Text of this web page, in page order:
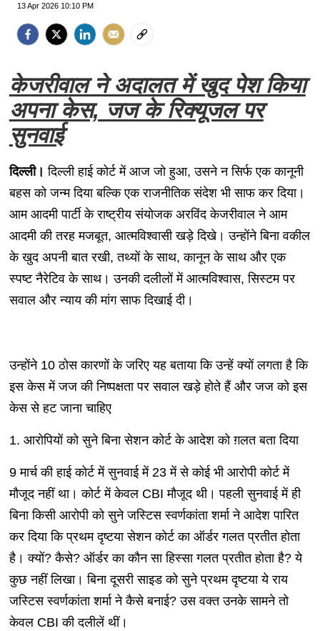
13 Apr 2026 10:10 PM
केजरीवाल ने अदालत में खुद पेश किया
अपना केस, जज के रिक्यूजल पर
सुनवाई
दिल्ली।दिल्ली हाई कोर्ट में आज जो हुआ, उसने न सिर्फ एक कानूनी
बहस को जन्म दिया बल्कि एक राजनीतिक संदेश भी साफ कर दिया।
आम आदमी पार्टी के राष्ट्रीय संयोजक अरविंद केजरीवाल ने आम
आदमी की तरह मजबूत, आत्मविश्वासी खड़े दिखे। उन्होंने बिना वकील
के खुद अपनी बात रखी, तथ्यों के साथ, कानून के साथ और एक
स्पष्ट नैरेटिव के साथ। उनकी दलीलों में आत्मविश्वास, सिस्टम पर
सवाल और न्याय की मांग साफ दिखाई दी।
उन्होंने 10 ठोस कारणों के जरिए यह बताया कि उन्हें क्यों लगता है कि
इस केस में जज की निष्पक्षता पर सवाल खड़े होते हैं और जज को इस
केस से हट जाना चाहिए
1. आरोपियों को सुने बिना सेशन कोर्ट के आदेश को ग़लत बता दिया
9 मार्च की हाई कोर्ट में सुनवाई में 23 में से कोई भी आरोपी कोर्ट में
मौजूद नहीं था। कोर्ट में केवल CBI मौजूद थी। पहली सुनवाई में ही
बिना किसी आरोपी को सुने जस्टिस स्वर्णकांता शर्मा ने आदेश पारित
कर दिया कि प्रथम दृष्टया सेशन कोर्ट का ऑर्डर गलत प्रतीत होता
है। क्यों? कैसे? ऑर्डर का कौन सा हिस्सा गलत प्रतीत होता है? ये
कुछ नहीं लिखा। बिना दूसरी साइड को सुने प्रथम दृष्टया ये राय
जस्टिस स्वर्णकांता शर्मा ने कैसे बनाई? उस वक्त उनके सामने तो
केवल CBI की दलीलें थीं।